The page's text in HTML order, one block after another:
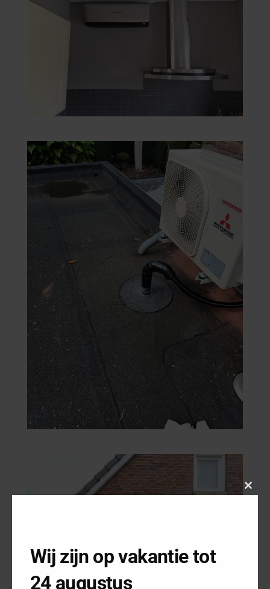
Close
Wij zijn op vakantie tot
24 augustus